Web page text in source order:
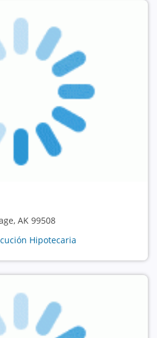
AK 99508
Hipotecaria